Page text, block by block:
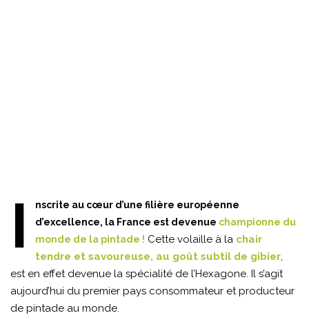
I
nscrite au cœur d’une filière européenne
d’excellence, la France est devenue championne du
monde de la pintade ! Cette volaille à la chair
tendre et savoureuse, au goût subtil de gibier,
est en effet devenue la spécialité de l’Hexagone. Il s’agit
aujourd’hui du premier pays consommateur et producteur
de pintade au monde.